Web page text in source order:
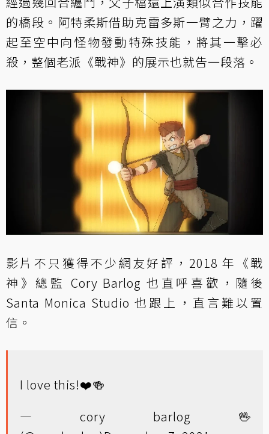
的橋段。阿特柔斯借助克雷多斯一臂之力，躍
起至空中向怪物發動特殊技能，將其一擊必
殺，整個老派《戰神》的展示也就告一段落。
影片不只獲得不少網友好評，2018 年《戰
神》總監 Cory Barlog 也直呼喜歡，隨後
Santa Monica Studio 也跟上，直言難以置
信。
I love this!❤️🍻
— cory barlog 🖖